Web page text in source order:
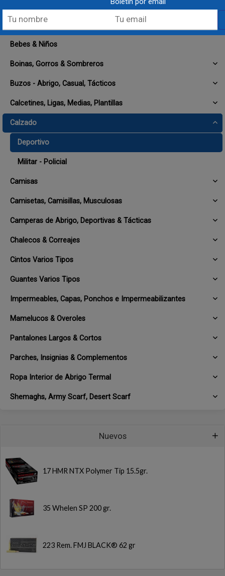
Bebes & Niños
Boinas, Gorros & Sombreros
Buzos - Abrigo, Casual, Tácticos
Calcetines, Ligas, Medias, Plantillas
Calzado
Deportivo
Militar - Policial
Camisas
Camisetas, Camisillas, Musculosas
Camperas de Abrigo, Deportivas & Tácticas
Chalecos & Correajes
Cintos Varios Tipos
Guantes Varios Tipos
Impermeables, Capas, Ponchos e Impermeabilizantes
Mamelucos & Overoles
Pantalones Largos & Cortos
Parches, Insignias & Complementos
Ropa Interior de Abrigo Termal
Shemaghs, Army Scarf, Desert Scarf
Nuevos
17 HMR NTX Polymer Tip 15.5gr.
35 Whelen SP 200 gr.
223 Rem. FMJ BLACK® 62 gr
Comprar Comprar